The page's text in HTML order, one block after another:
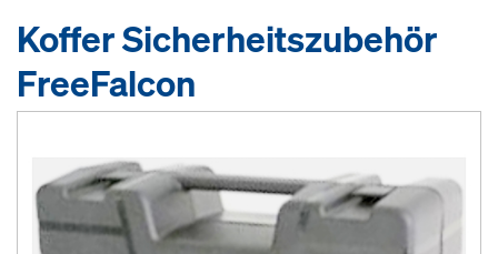
Koffer Sicherheitszubehör
FreeFalcon